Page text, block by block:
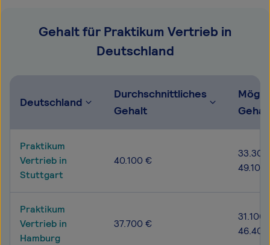
Gehalt für Praktikum Vertrieb in
Deutschland
Deutschland
Durchschnittliches
Gehalt
Praktikum
Vertrieb in
Stuttgart
40.100 €
49.100
Praktikum
Vertrieb in
Hamburg
37.700 €
31.100